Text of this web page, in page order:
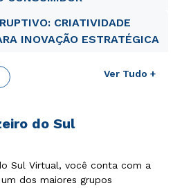
CRIATIVIDADE
INOVAÇÃO ESTRATÉGICA
Ver Tudo +
do Sul
Sul Virtual, você conta com a
dos maiores grupos
ou
a
Cruzeiro do Sul.